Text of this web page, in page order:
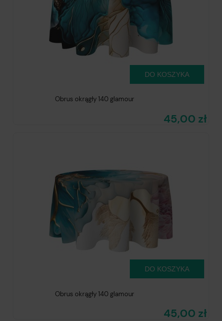
Obrus okrągły 140 glamour
45,00 zł
DO KOSZYKA
Obrus okrągły 140 glamour
45,00 zł
DO KOSZYKA